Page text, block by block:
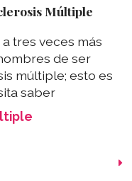
Múltiple
tres veces más
de ser
múltiple; esto es
saber